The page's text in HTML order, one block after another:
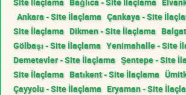
Ankara - Site İlaçlama Çankaya - Site
Site İlaçlama Dikmen - Site İlaçlama
Gölbaşı - Site İlaçlama Yenimahalle - Site
Demetevler - Site İlaçlama Şentepe - Site
Site İlaçlama Batıkent - Site İlaçlama
Çayyolu - Site İlaçlama Eryaman - Site